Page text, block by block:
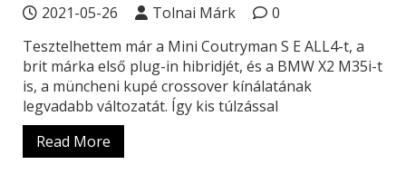
2021-05-26 Tolnai Márk
0
Tesztelhettem már a Mini Coutryman S E ALL4-t, a
brit márka első plug-in hibridjét, és a BMW X2 M35i-t
is, a müncheni kupé crossover kínálatának
legvadabb változatát. Így kis túlzással
Read More